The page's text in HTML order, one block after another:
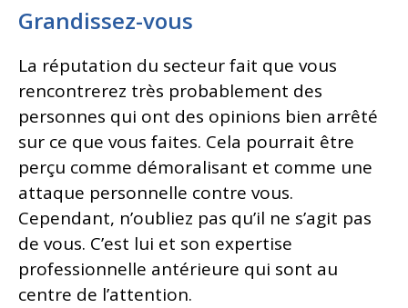
Grandissez-vous
La réputation du secteur fait que vous
rencontrerez très probablement des
personnes qui ont des opinions bien arrêté
sur ce que vous faites. Cela pourrait être
perçu comme démoralisant et comme une
attaque personnelle contre vous.
Cependant, n’oubliez pas qu’il ne s’agit pas
de vous. C’est lui et son expertise
professionnelle antérieure qui sont au
centre de l’attention.